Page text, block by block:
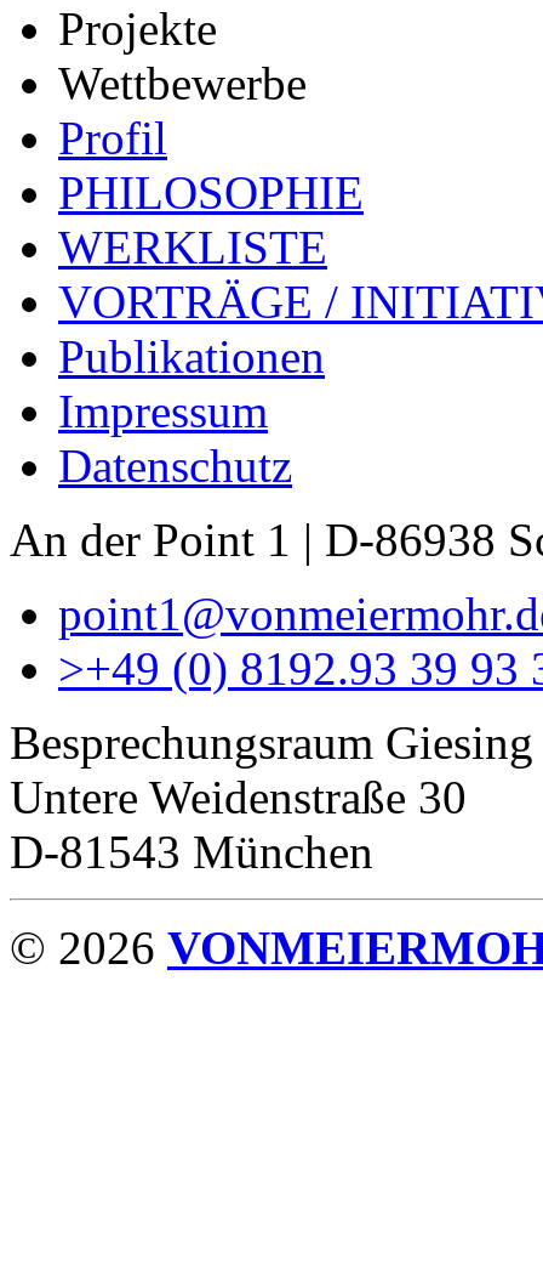
Projekte
Wettbewerbe
Profil
PHILOSOPHIE
WERKLISTE
VORTRÄGE /
Publikationen
Impressum
Datenschutz
An der Point 1 | D-86938
>+49 (0) 8192.93 39 93
Besprechungsraum Giesing
Untere Weidenstraße 30
D-81543 München
© 2026